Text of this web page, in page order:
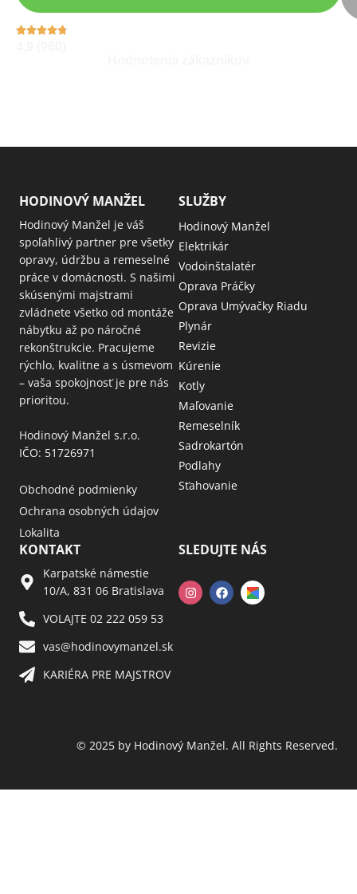
HODINOVÝ MANŽEL
Hodinový Manžel je váš
spoľahlivý partner pre všetky
opravy, údržbu a remeselné
práce v domácnosti. S našimi
skúsenými majstrami
zvládnete všetko od montáže
nábytku až po náročné
rekonštrukcie. Pracujeme
rýchlo, kvalitne a s úsmevom
– vaša spokojnosť je pre nás
prioritou.
Hodinový Manžel s.r.o.
IČO: 51726971
Obchodné podmienky
Ochrana osobných údajov
Lokalita
SLUŽBY
Hodinový Manžel
Elektrikár
Vodoinštalatér
Oprava Práčky
Oprava Umývačky Riadu
Plynár
Revizie
Kúrenie
Kotly
Maľovanie
Remeselník
Sadrokartón
Podlahy
Sťahovanie
KONTAKT
Karpatské námestie
10/A, 831 06 Bratislava
VOLAJTE 02 222 059 53​
vas@hodinovymanzel.sk​
KARIÉRA PRE MAJSTROV​
SLEDUJTE NÁS
© 2025 by Hodinový Manžel. All Rights Reserved.